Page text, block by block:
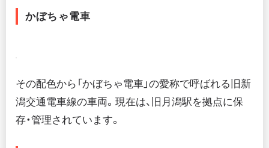
かぼちゃ電車
その配色から「かぼちゃ電車」の愛称で呼ばれる旧新
潟交通電車線の車両。現在は、旧月潟駅を拠点に保
存・管理されています。